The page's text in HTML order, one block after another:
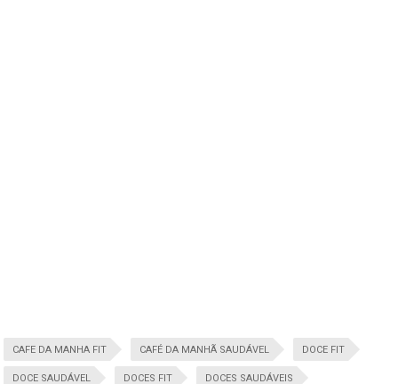
CAFE DA MANHA FIT CAFÉ DA MANHÃ SAUDÁVEL DOCE FIT
DOCE SAUDÁVEL DOCES FIT DOCES SAUDÁVEIS